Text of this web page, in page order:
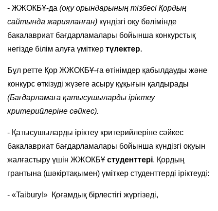
- ЖЖОКБҰ-да (оқу орындарының тізбесі Қордың
сайтында жарияланған) күндізгі оқу бөлімінде
бакалавриат бағдарламалары бойынша конкурстық
негізде білім алуға үміткер түлектер.
Бұл ретте Қор ЖЖОКБҰ-ға өтінімдер қабылдауды және
конкурс өткізуді жүзеге асыру құқығын қалдырады
(Бағдарламаға қатысушыларды іріктеу
критерийлеріне сәйкес).
- Қатысушыларды іріктеу критерийлеріне сәйкес
бакалавриат бағдарламалары бойынша күндізгі оқуын
жалғастыру үшін ЖЖОКБҰ студенттері. Қордың
грантына (шәкіртақымен) үміткер студенттерді іріктеуді:
- «Taiburyl» Қоғамдық бірлестігі жүргізеді,